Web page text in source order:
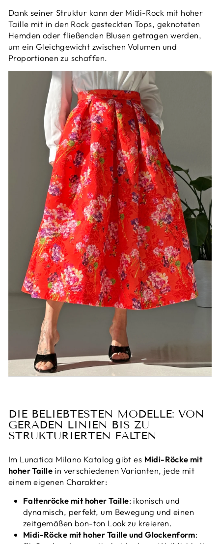
Dank seiner Struktur kann der Midi-Rock mit hoher
Taille mit in den Rock gesteckten Tops, geknoteten
Hemden oder fließenden Blusen getragen werden,
um ein Gleichgewicht zwischen Volumen und
Proportionen zu schaffen.
DIE BELIEBTESTEN MODELLE: VON
GERADEN LINIEN BIS ZU
STRUKTURIERTEN FALTEN
Im Lunatica Milano Katalog gibt es Midi-Röcke mit
hoher Taillein verschiedenen Varianten, jede mit
einem eigenen Charakter:
Faltenröcke mit hoher Taille: ikonisch und
dynamisch, perfekt, um Bewegung und einen
zeitgemäßen bon-ton Look zu kreieren.
Midi-Röcke mit hoher Taille und Glockenform: